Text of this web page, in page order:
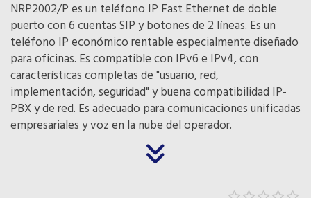
NRP2002/P es un teléfono IP Fast Ethernet de doble
puerto con 6 cuentas SIP y botones de 2 líneas. Es un
teléfono IP económico rentable especialmente diseñado
para oficinas. Es compatible con IPv6 e IPv4, con
características completas de "usuario, red,
implementación, seguridad" y buena compatibilidad IP-
PBX y de red. Es adecuado para comunicaciones unificadas
empresariales y voz en la nube del operador.